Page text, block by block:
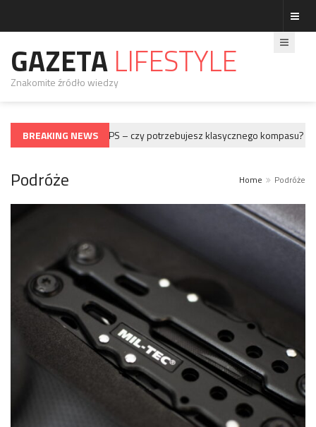
GAZETALIFESTYLE
Znakomite źródło wiedzy
BREAKING NEWS
Kompas vs GPS – czy potrzebujesz klasycznego kompasu?
Podróże Home Podróże